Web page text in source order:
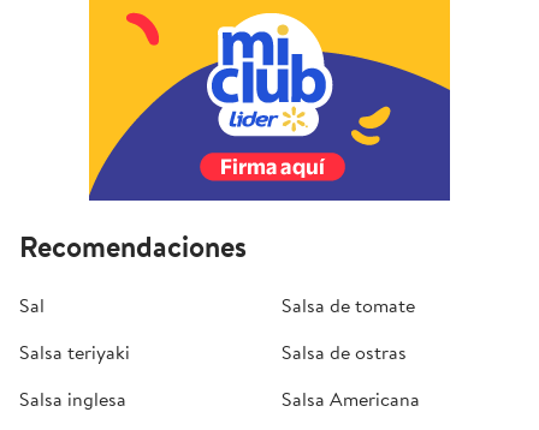
Recomendaciones
Sal
Salsa de tomate
Salsa teriyaki
Salsa de ostras
Salsa inglesa
Salsa Americana